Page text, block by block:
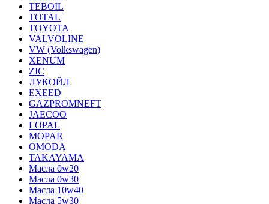
TEBOIL
TOTAL
TOYOTA
VALVOLINE
VW (Volkswagen)
XENUM
ZIC
ЛУКОЙЛ
EXEED
GAZPROMNEFT
JAECOO
LOPAL
MOPAR
OMODA
TAKAYAMA
Масла 0w20
Масла 0w30
Масла 10w40
Масла 5w30